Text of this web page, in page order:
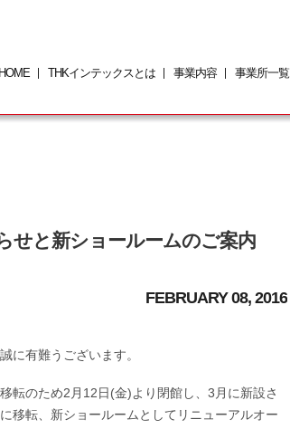
HOME THKインテックスとは 事業内容 事業所一覧
せと新ショールームのご案内
FEBRUARY 08, 2016
に有難うございます。
転のため2月12日(金)より閉館し、3月に新設さ
移転、新ショールームとしてリニューアルオー